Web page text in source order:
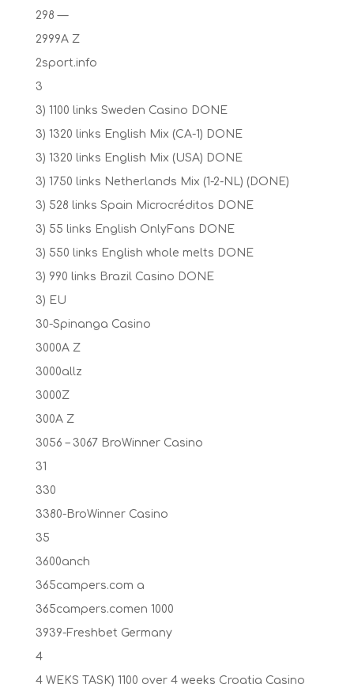
298 —
2999A Z
2sport.info
3
3) 1100 links Sweden Casino DONE
3) 1320 links English Mix (CA-1) DONE
3) 1320 links English Mix (USA) DONE
3) 1750 links Netherlands Mix (1-2-NL) (DONE)
3) 528 links Spain Microcréditos DONE
3) 55 links English OnlyFans DONE
3) 550 links English whole melts DONE
3) 990 links Brazil Casino DONE
3) EU
30-Spinanga Casino
3000A Z
3000allz
3000Z
300A Z
3056 – 3067 BroWinner Casino
31
330
3380-BroWinner Casino
35
3600anch
365campers.com a
365campers.comen 1000
3939-Freshbet Germany
4
4 WEKS TASK) 1100 over 4 weeks Croatia Casino